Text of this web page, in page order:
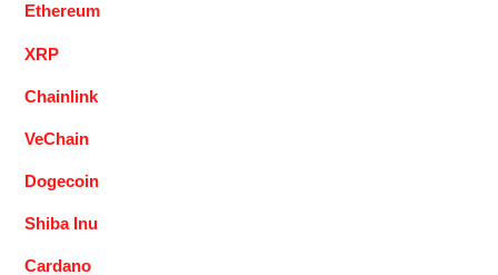
Ethereum
XRP
Chainlink
VeChain
Dogecoin
Shiba Inu
Cardano